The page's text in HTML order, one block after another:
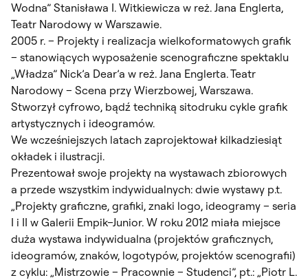
Wodna” Stanisława I. Witkiewicza w reż. Jana Englerta,
Teatr Narodowy w Warszawie.
2005 r. – Projekty i realizacja wielkoformatowych grafik
– stanowiących wyposażenie scenograficzne spektaklu
„Władza” Nick’a Dear’a w reż. Jana Englerta. Teatr
Narodowy – Scena przy Wierzbowej, Warszawa.
Stworzył cyfrowo, bądź techniką sitodruku cykle grafik
artystycznych i ideogramów.
We wcześniejszych latach zaprojektował kilkadziesiąt
okładek i ilustracji.
Prezentował swoje projekty na wystawach zbiorowych
a przede wszystkim indywidualnych: dwie wystawy p.t.
„Projekty graficzne, grafiki, znaki logo, ideogramy – seria
I i II w Galerii Empik–Junior. W roku 2012 miała miejsce
duża wystawa indywidualna (projektów graficznych,
ideogramów, znaków, logotypów, projektów scenografii)
z cyklu: „Mistrzowie – Pracownie – Studenci”, pt.: „Piotr L.